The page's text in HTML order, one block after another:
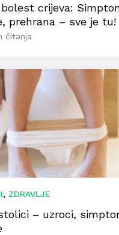
crijeva:
prehrana – sve je tu!
čitanja
, ZDRAVLJE
– uzroci,